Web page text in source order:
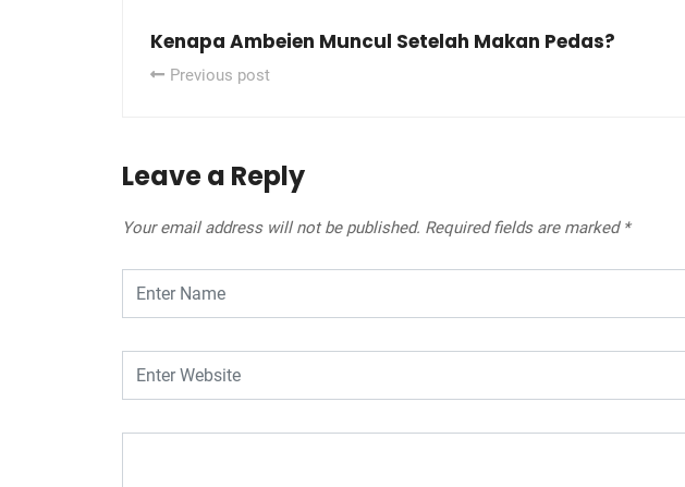
Kenapa Ambeien Muncul Setelah Makan Pedas?
Previous post
Leave a Reply
Your email address will not be published. Required fields are marked *